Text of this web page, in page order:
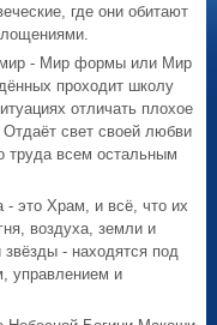
где они обитают
мир - Мир формы или Мир
проходит школу
отличать плохое
свет своей любви
труда всем остальным
- это Храм, и всё, что их
воздуха, земли и
- находятся под
управлением и